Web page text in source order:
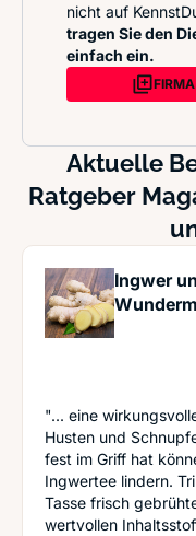
nicht auf
tragen Sie den
einfach ein.
Aktuelle
Ratgeber
Ingwer
"... eine
Husten und
fest im Griff hat
Ingwertee lindern.
Tasse frisch
wertvollen